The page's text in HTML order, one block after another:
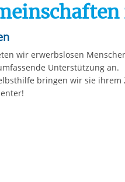
wir erwerbslosen
Unterstützung an.
bringen wir sie ihrem